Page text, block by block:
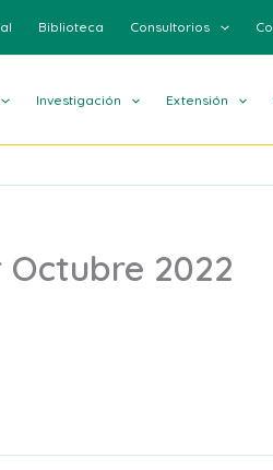
Biblioteca Consultorios
Investigación Extensión
2022